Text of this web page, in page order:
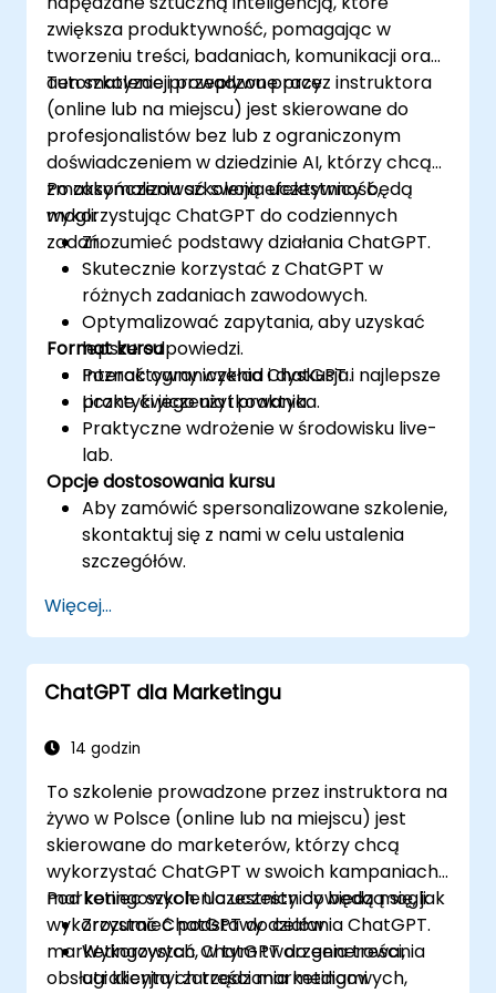
media, w tym chatboty i inteligentne systemy
zarządzania komunikacją.
zwiększa produktywność, pomagając w
tworzeniu treści, badaniach, komunikacji oraz
automatyzacji przepływu pracy.
Ten szkolenie prowadzone przez instruktora
(online lub na miejscu) jest skierowane do
profesjonalistów bez lub z ograniczonym
doświadczeniem w dziedzinie AI, którzy chcą
zmaksymalizować swoją efektywność,
wykorzystując ChatGPT do codziennych
zadań.
Po zakończeniu szkolenia uczestnicy będą
mogli:
Zrozumieć podstawy działania ChatGPT.
Skutecznie korzystać z ChatGPT w
różnych zadaniach zawodowych.
Optymalizować zapytania, aby uzyskać
lepsze odpowiedzi.
Poznać ograniczenia ChatGPT i najlepsze
praktyki jego użytkowania.
Format kursu
Interaktywny wykład i dyskusja.
Liczne ćwiczenia i praktyka.
Praktyczne wdrożenie w środowisku live-
lab.
Opcje dostosowania kursu
Aby zamówić spersonalizowane szkolenie,
skontaktuj się z nami w celu ustalenia
szczegółów.
Więcej...
ChatGPT dla Marketingu
14 godzin
To szkolenie prowadzone przez instruktora na
żywo w Polsce (online lub na miejscu) jest
skierowane do marketerów, którzy chcą
wykorzystać ChatGPT w swoich kampaniach
marketingowych. Uczestnicy dowiedzą się, jak
wykorzystać ChatGPT do celów
marketingowych, w tym tworzenia treści,
obsługi klienta i zarządzania mediami
Pod koniec szkolenia uczestnicy będą mogli:
Zrozumieć podstawy działania ChatGPT.
Wykorzystać ChatGPT do generowania
atrakcyjnych treści marketingowych,